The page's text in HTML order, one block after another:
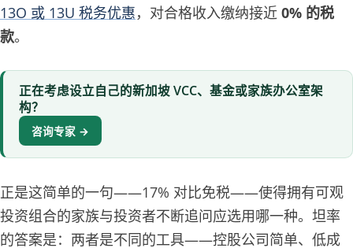
13O 或 13U 税务优惠，对合格收入缴纳接近 0% 的税
款。
正在考虑设立自己的新加坡 VCC、基金或家族办公室架
构？
咨询专家 →
正是这简单的一句——17% 对比免税——使得拥有可观
投资组合的家族与投资者不断追问应选用哪一种。坦率
的答案是：两者是不同的工具——控股公司简单、低成